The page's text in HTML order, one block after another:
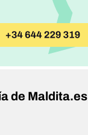
de Maldita.es